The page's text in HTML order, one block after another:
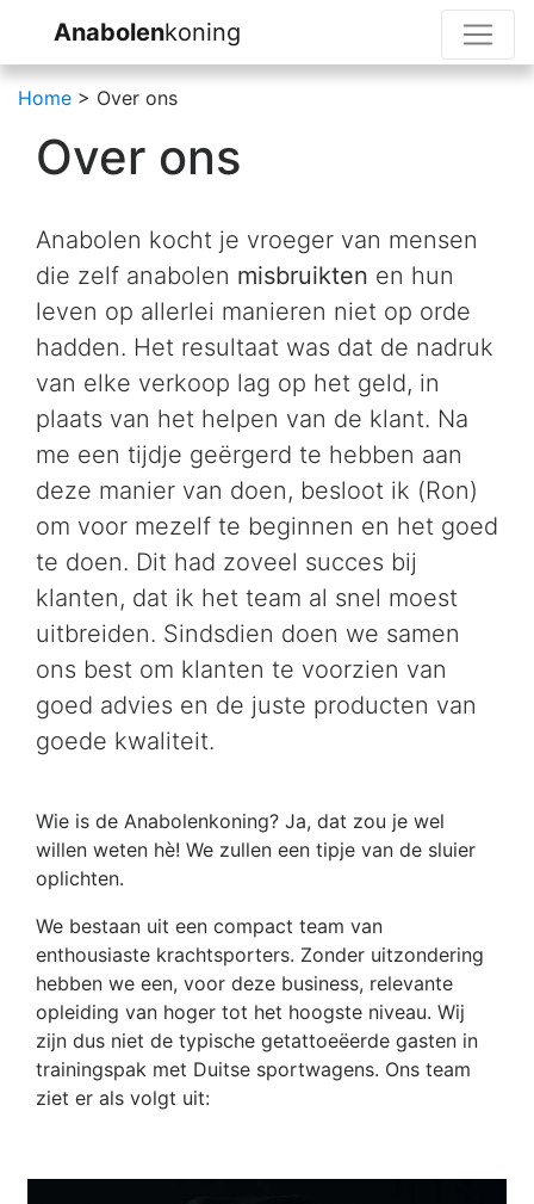
Anabolenkoning
Home > Over ons
Over ons
Anabolen kocht je vroeger van mensen
die zelf anabolen misbruikten en hun
leven op allerlei manieren niet op orde
hadden. Het resultaat was dat de nadruk
van elke verkoop lag op het geld, in
plaats van het helpen van de klant. Na
me een tijdje geërgerd te hebben aan
deze manier van doen, besloot ik (Ron)
om voor mezelf te beginnen en het goed
te doen. Dit had zoveel succes bij
klanten, dat ik het team al snel moest
uitbreiden. Sindsdien doen we samen
ons best om klanten te voorzien van
goed advies en de juste producten van
goede kwaliteit.
Wie is de Anabolenkoning? Ja, dat zou je wel
willen weten hè! We zullen een tipje van de sluier
oplichten.
We bestaan uit een compact team van
enthousiaste krachtsporters. Zonder uitzondering
hebben we een, voor deze business, relevante
opleiding van hoger tot het hoogste niveau. Wij
zijn dus niet de typische getattoeëerde gasten in
trainingspak met Duitse sportwagens. Ons team
ziet er als volgt uit: